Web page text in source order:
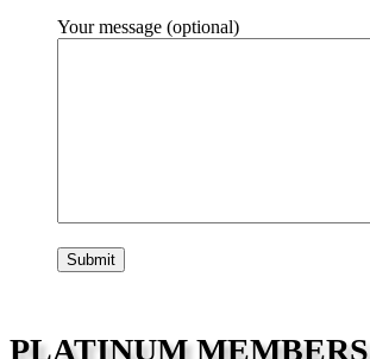
Your message (optional)
PLATINUM MEMBERS